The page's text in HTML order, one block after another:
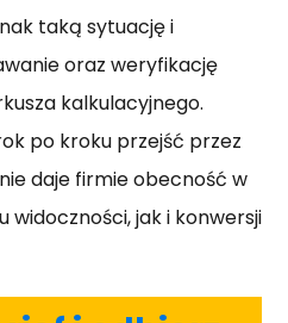
taką sytuację i
oraz weryfikację
kalkulacyjnego.
po kroku przejść przez
daje firmie obecność w
widoczności, jak i konwersji